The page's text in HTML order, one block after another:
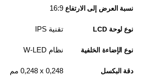
نسبة العرض إلى الارتفاع 16:9
نوع لوحة LCD تقنية IPS
نوع الإضاءة الخلفية نظام W-LED
دقة البكسل 0,248 x‏ 0,248 مم